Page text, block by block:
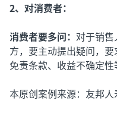
2、对消费者：
消费者要多问： 对于销
方，要主动提出疑问，
免责条款、收益不确定性
本原创案例来源：友邦